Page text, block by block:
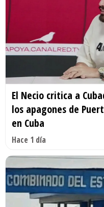
El Necio critica a
los apagones de
en Cuba
Hace 1 día